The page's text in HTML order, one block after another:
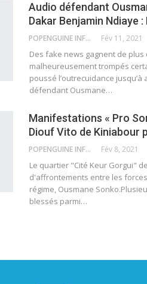
Audio défendant
Dakar Benjamin Ndiaye :
POPENGUINE INFO Fév 11, 2021
Des fake news gagnent de
malheureusement trompés
poussé l’outrecuidance
défendant Ousmane…
Manifestations « Pro
Diouf Vito de Kiniabour
POPENGUINE INFO Fév 8, 2021
Le quartier "Cité Keur Gorgui"
d'affrontements entre les
régime, Ousmane
blessés parmi…